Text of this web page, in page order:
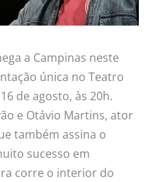
a Campinas neste
única no Teatro
de agosto, às 20h.
e Otávio Martins, ator
também assina o
sucesso em
corre o interior do